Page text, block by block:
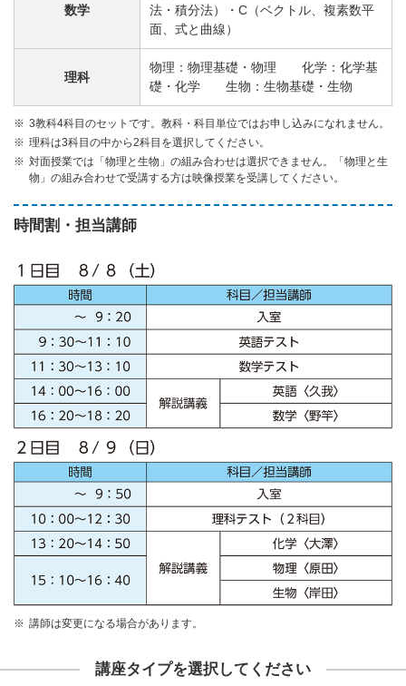
数学
法・積分法）・C（ベクトル、複素数平
面、式と曲線）
理科
物理：物理基礎・物理 化学：化学基
礎・化学 生物：生物基礎・生物
3教科4科目のセットです。教科・科目単位ではお申し込みになれません。
理科は3科目の中から2科目を選択してください。
対面授業では「物理と生物」の組み合わせは選択できません。「物理と生
物」の組み合わせで受講する方は映像授業を受講してください。
時間割・担当講師
講師は変更になる場合があります。
講座タイプを選択してください